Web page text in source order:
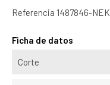
Referencia 1487846-NEK
Ficha de datos
Corte